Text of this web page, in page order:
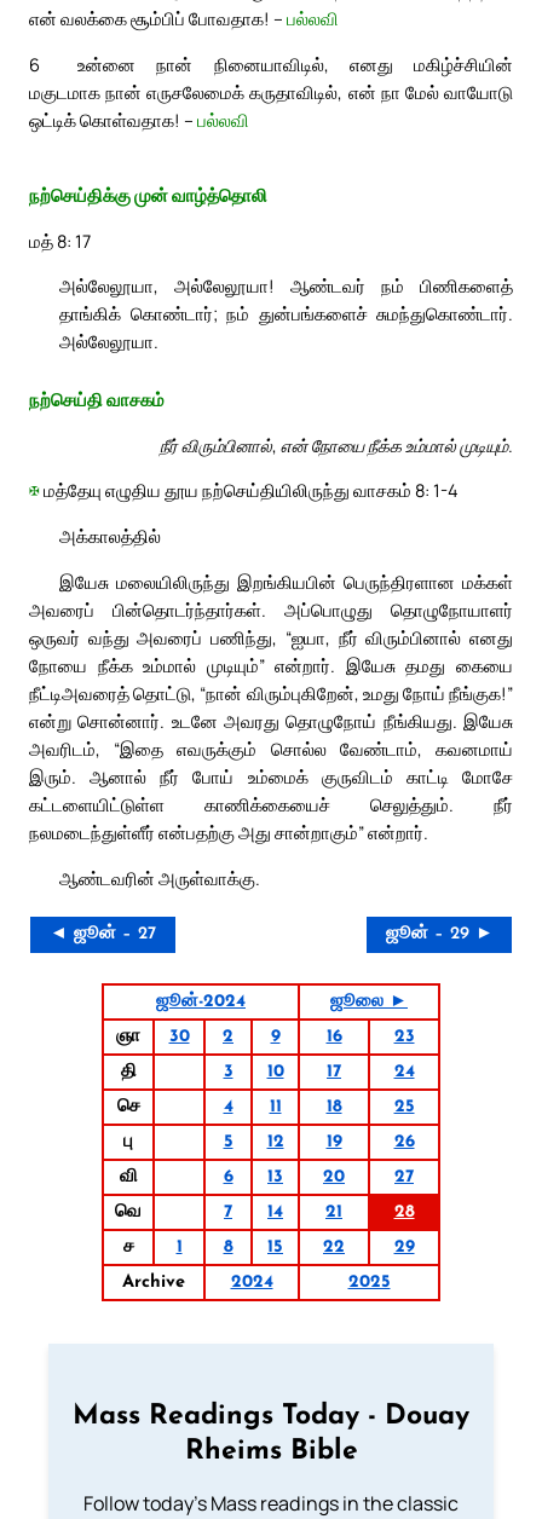
என் வலக்கை சூம்பிப் போவதாக! – பல்லவி
6
உன்னை நான் நினையாவிடில், எனது மகிழ்ச்சியின்
மகுடமாக நான் எருசலேமைக் கருதாவிடில், என் நா மேல் வாயோடு
ஒட்டிக் கொள்வதாக! – பல்லவி
நற்செய்திக்கு முன் வாழ்த்தொலி
மத் 8: 17
அல்லேலூயா, அல்லேலூயா! ஆண்டவர் நம் பிணிகளைத்
தாங்கிக் கொண்டார்; நம் துன்பங்களைச் சுமந்துகொண்டார்.
அல்லேலூயா.
நற்செய்தி வாசகம்
நீர் விரும்பினால், என் நோயை நீக்க உம்மால் முடியும்.
✠மத்தேயு எழுதிய தூய நற்செய்தியிலிருந்து வாசகம் 8: 1-4
அக்காலத்தில்
இயேசு மலையிலிருந்து இறங்கியபின் பெருந்திரளான மக்கள்
அவரைப் பின்தொடர்ந்தார்கள். அப்பொழுது தொழுநோயாளர்
ஒருவர் வந்து அவரைப் பணிந்து, “ஐயா, நீர் விரும்பினால் எனது
நோயை நீக்க உம்மால் முடியும்” என்றார். இயேசு தமது கையை
நீட்டிஅவரைத் தொட்டு, “நான் விரும்புகிறேன், உமது நோய் நீங்குக!”
என்று சொன்னார். உடனே அவரது தொழுநோய் நீங்கியது. இயேசு
அவரிடம், “இதை எவருக்கும் சொல்ல வேண்டாம், கவனமாய்
இரும். ஆனால் நீர் போய் உம்மைக் குருவிடம் காட்டி மோசே
கட்டளையிட்டுள்ள காணிக்கையைச் செலுத்தும். நீர்
நலமடைந்துள்ளீர் என்பதற்கு அது சான்றாகும்” என்றார்.
ஆண்டவரின் அருள்வாக்கு.
◄ ஜூன் – 27 ஜூன் – 29 ►
ஜூன்-2024
ஜூலை ►
ஞா
30 2 9 16
23
தி
3 10 17
24
செ
4 11 18
25
பு
5 12 19
26
வி
6 13 20
27
வெ
7 14 21
28
ச
1 8 15 22
29
Archive
2024 2025
Mass Readings Today - Douay
Rheims Bible
Follow today's Mass readings in the classic